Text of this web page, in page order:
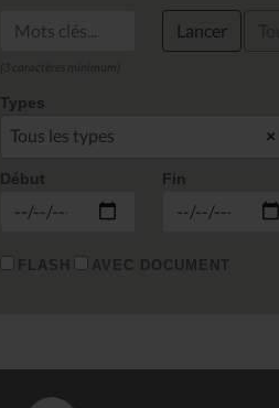
Lancer
Types
×
Tous les types
Début Fin
FLASH AVEC DOCUMENT